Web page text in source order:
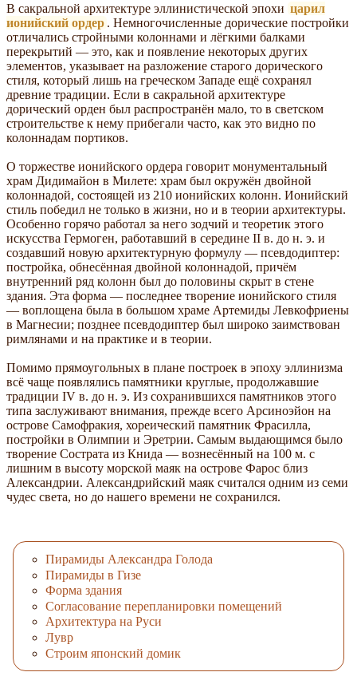
В сакральной архитектуре эллинистической эпохи царил
ионийский ордер . Немногочисленные дорические постройки
отличались стройными колоннами и лёгкими балками
перекрытий — это, как и появление некоторых других
элементов, указывает на разложение старого дорического
стиля, который лишь на греческом Западе ещё сохранял
древние традиции. Если в сакральной архитектуре
дорический орден был распространён мало, то в светском
строительстве к нему прибегали часто, как это видно по
колоннадам портиков.
О торжестве ионийского ордера говорит монументальный
храм Дидимайон в Милете: храм был окружён двойной
колоннадой, состоящей из 210 ионийских колонн. Ионийский
стиль победил не только в жизни, но и в теории архитектуры.
Особенно горячо работал за него зодчий и теоретик этого
искусства Гермоген, работавший в середине II в. до н. э. и
создавший новую архитектурную формулу — псевдодиптер:
постройка, обнесённая двойной колоннадой, причём
внутренний ряд колонн был до половины скрыт в стене
здания. Эта форма — последнее творение ионийского стиля
— воплощена была в большом храме Артемиды Левкофриены
в Магнесии; позднее псевдодиптер был широко заимствован
римлянами и на практике и в теории.
Помимо прямоугольных в плане построек в эпоху эллинизма
всё чаще появлялись памятники круглые, продолжавшие
традиции IV в. до н. э. Из сохранившихся памятников этого
типа заслуживают внимания, прежде всего Арсиноэйон на
острове Самофракия, хореический памятник Фрасилла,
постройки в Олимпии и Эретрии. Самым выдающимся было
творение Сострата из Книда — вознесённый на 100 м. с
лишним в высоту морской маяк на острове Фарос близ
Александрии. Александрийский маяк считался одним из семи
чудес света, но до нашего времени не сохранился.
Пирамиды Александра Голода
Пирамиды в Гизе
Форма здания
Согласование перепланировки помещений
Архитектура на Руси
Лувр
Строим японский домик